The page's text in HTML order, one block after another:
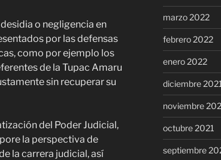
o negligencia en
por las defensas
como por ejemplo los
de la Tupac Amaru
sin recuperar su
del Poder Judicial,
la perspectiva de
la carrera judicial, así
marzo 2022
febrero 2022
enero 2022
diciembre 2021
noviembre
octubre 2021
septiembre